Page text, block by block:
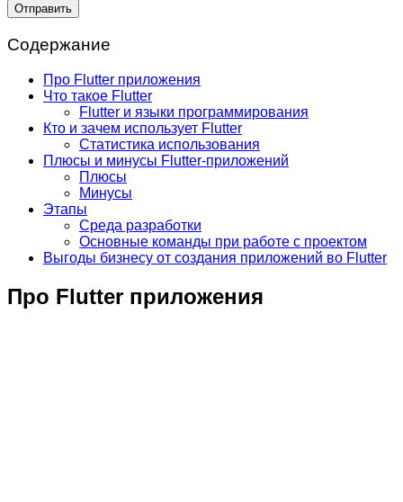
Содержание
Про Flutter приложения
Что такое Flutter
Flutter и языки программирования
Кто и зачем использует Flutter
Статистика использования
Плюсы и минусы Flutter-приложений
Плюсы
Минусы
Этапы
Среда разработки
Основные команды при работе с проектом
Выгоды бизнесу от создания приложений во Flutter
Про Flutter приложения